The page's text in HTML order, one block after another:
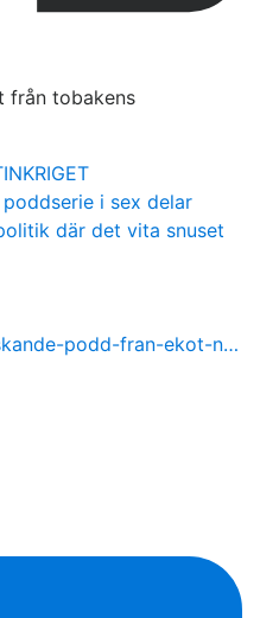
från tobakens
i sex delar
där det vita snuset
podd-fran-ekot-n…